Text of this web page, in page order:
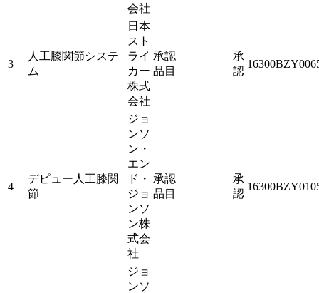
会社
3
人工膝関節システ
ム
日本
スト
ライ
カー
株式
会社
承認
品目
承
認
4
デピュー人工膝関
節
ジョ
ンソ
ン・
エン
ド・
ジョ
ンソ
ン株
式会
社
承認
品目
承
認
ジョ
ンソ